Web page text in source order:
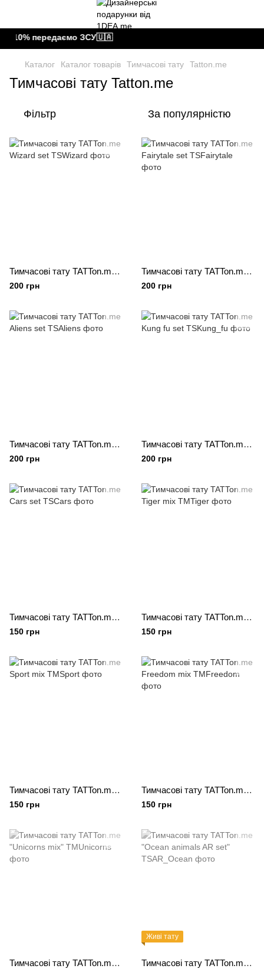
передаємо ЗСУ🇺🇦
Каталог Каталог товарів Тимчасові тату Tatton.me
Тимчасові тату Tatton.me
Фільтр За популярністю
Тимчасові тату TATTon.me Wizard set
200 грн
Тимчасові тату TATTon.me Fairytale set
200 грн
Тимчасові тату TATTon.me Aliens set
200 грн
Тимчасові тату TATTon.me Kung fu set
200 грн
Тимчасові тату TATTon.me Cars set
150 грн
Тимчасові тату TATTon.me Tiger mix
150 грн
Тимчасові тату TATTon.me Sport mix
150 грн
Тимчасові тату TATTon.me Freedom mix
150 грн
Тимчасові тату TATTon.me "Unicorns mix"
Живі тату
Тимчасові тату TATTon.me "Ocean animals AR set"